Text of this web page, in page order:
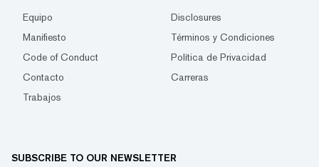
Equipo
Disclosures
Manifiesto
Términos y Condiciones
Code of Conduct
Política de Privacidad
Contacto
Carreras
Trabajos
SUBSCRIBE TO OUR NEWSLETTER